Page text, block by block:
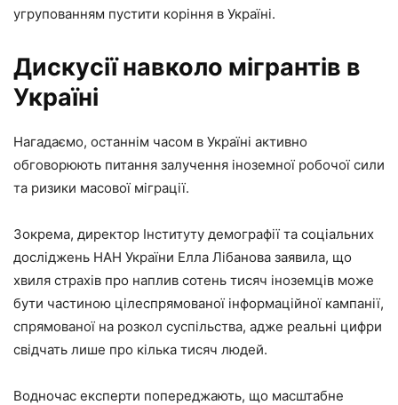
угрупованням пустити коріння в Україні.
Дискусії навколо мігрантів в
Україні
Нагадаємо, останнім часом в Україні активно
обговорюють питання залучення іноземної робочої сили
та ризики масової міграції.
Зокрема, директор Інституту демографії та соціальних
досліджень НАН України Елла Лібанова заявила, що
хвиля страхів про наплив сотень тисяч іноземців може
бути частиною цілеспрямованої інформаційної кампанії,
спрямованої на розкол суспільства, адже реальні цифри
свідчать лише про кілька тисяч людей.
Водночас експерти попереджають, що масштабне